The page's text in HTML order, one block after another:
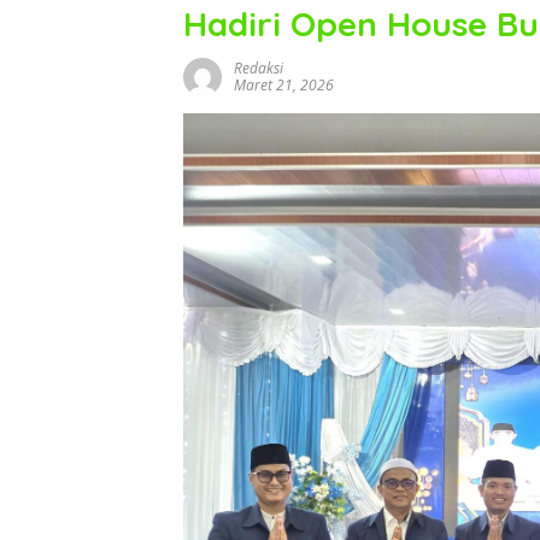
Hadiri Open House
Redaksi
Maret 21, 2026